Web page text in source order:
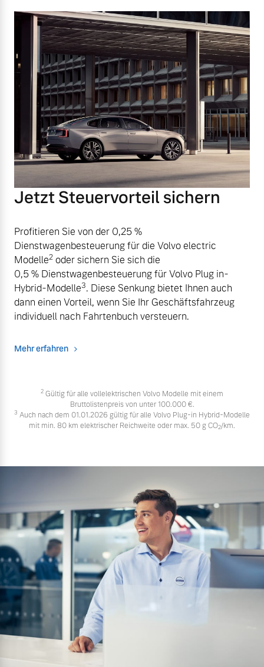
Jetzt Steuervorteil sichern
Profitieren Sie von der 0,25 %
Dienstwagenbesteuerung für die Volvo electric
Modelle2 oder sichern Sie sich die
0,5 % Dienstwagenbesteuerung für Volvo Plug in-
Hybrid-Modelle3. Diese Senkung bietet Ihnen auch
dann einen Vorteil, wenn Sie Ihr Geschäftsfahrzeug
individuell nach Fahrtenbuch versteuern.
Mehr erfahren
2 Gültig für alle vollelektrischen Volvo Modelle mit einem
Bruttolistenpreis von unter 100.000 €.
3 Auch nach dem 01.01.2026 gültig für alle Volvo Plug-in Hybrid-Modelle
mit min. 80 km elektrischer Reichweite oder max. 50 g CO2/km.